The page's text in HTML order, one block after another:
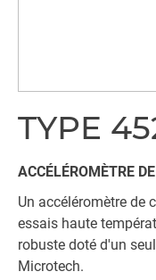
TYPE
ACCÉLÉROMÈTRE
Un accéléromètre de
essais haute
robuste doté d'un
Microtech.